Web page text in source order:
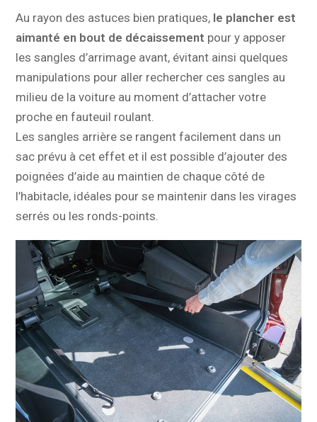
Au rayon des astuces bien pratiques, le plancher est
aimanté en bout de décaissement pour y apposer
les sangles d’arrimage avant, évitant ainsi quelques
manipulations pour aller rechercher ces sangles au
milieu de la voiture au moment d’attacher votre
proche en fauteuil roulant.
Les sangles arrière se rangent facilement dans un
sac prévu à cet effet et il est possible d’ajouter des
poignées d’aide au maintien de chaque côté de
l’habitacle, idéales pour se maintenir dans les virages
serrés ou les ronds-points.